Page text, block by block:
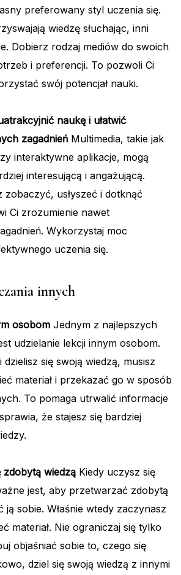
preferowany styl uczenia się.
wiedzę słuchając, inni
Dobierz rodzaj mediów do swoich
i preferencji. To pozwoli Ci
swój potencjał nauki.
naukę i ułatwić
zagadnień Multimedia, takie jak
interaktywne aplikacje, mogą
interesującą i angażującą.
zobaczyć, usłyszeć i dotknąć
Ci zrozumienie nawet
Wykorzystaj moc
uczenia się.
innych
osobom Jednym z najlepszych
udzielanie lekcji innym osobom.
dzielisz się swoją wiedzą, musisz
materiał i przekazać go w sposób
To pomaga utrwalić informacje
że stajesz się bardziej
zdobytą wiedzą Kiedy uczysz się
jest, aby przetwarzać zdobytą
ją sobie. Właśnie wtedy zaczynasz
materiał. Nie ograniczaj się tylko
objaśniać sobie to, czego się
dziel się swoją wiedzą z innymi